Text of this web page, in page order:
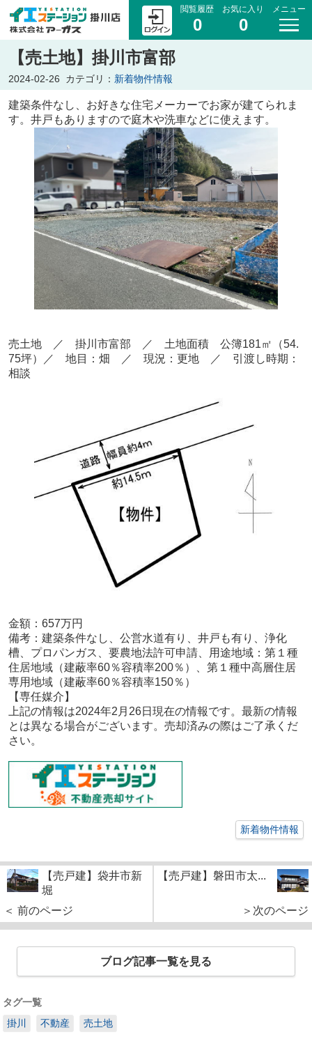
閲覧履歴
0
お気に入り
0
メニュー
【売土地】掛川市富部
2024-02-26 カテゴリ： 新着物件情報
建築条件なし、お好きな住宅メーカーでお家が建てられま
す。井戸もありますので庭木や洗車などに使えます。
売土地 ／ 掛川市富部 ／ 土地面積 公簿181㎡（54.
75坪）
／ 地目：畑 ／ 現況：更地 ／ 引渡し時期：
相談
金額：657万円
備考： 建築条件なし、公営水道有り、井戸も有り、浄化
槽、プロパンガス、要農地法許可申請、用途地域：第１種
住居地域（建蔽率60％容積率200％）、第１種中高層住居
専用地域（建蔽率60％容積率150％）
【専任媒介 】
上記の情報は2024年2月26日現在の情報です。最新の情報
とは異なる場合がございます。売却済みの際はご了承くだ
さい。
新着物件情報
【売戸建】袋井市新
堀
＜ 前のページ
【売戸建】磐田市太...
＞次のページ
ブログ記事一覧を見る
タグ一覧
掛川
不動産 売土地